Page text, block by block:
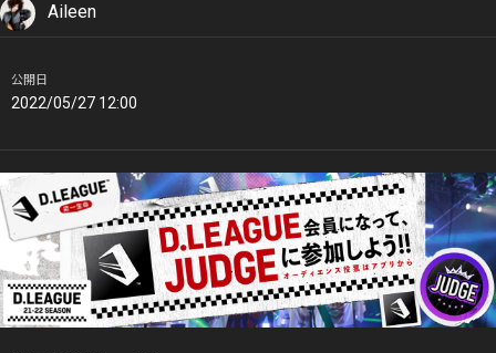
Aileen
公開日
2022/05/27 12:00